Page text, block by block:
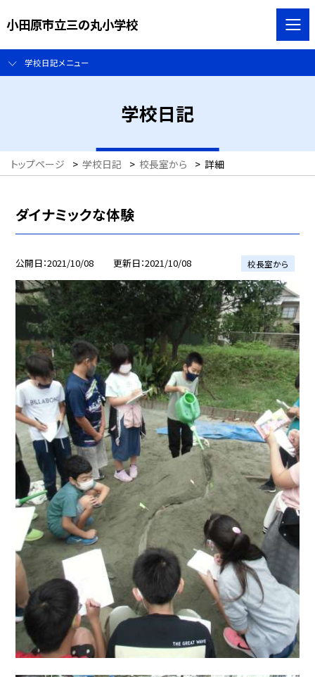
小田原市立三の丸小学校
学校日記メニュー
学校日記
トップページ > 学校日記 > 校長室から > 詳細
ダイナミックな体験
公開日 2021/10/08 更新日 2021/10/08 校長室から